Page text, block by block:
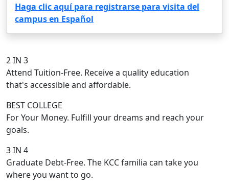
Haga clic aquí para registrarse para visita del
campus en Español
2 IN 3
Attend Tuition-Free. Receive a quality education
that's accessible and affordable.
BEST COLLEGE
For Your Money. Fulfill your dreams and reach your
goals.
3 IN 4
Graduate Debt-Free. The KCC familia can take you
where you want to go.